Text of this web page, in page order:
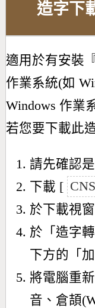
造字下
適用於有安裝
作業系統(如
Windows 作業
若您要下載此
請先確認
下載 [
於下載視
於「造字
下方的「
將電腦重
音、倉頡